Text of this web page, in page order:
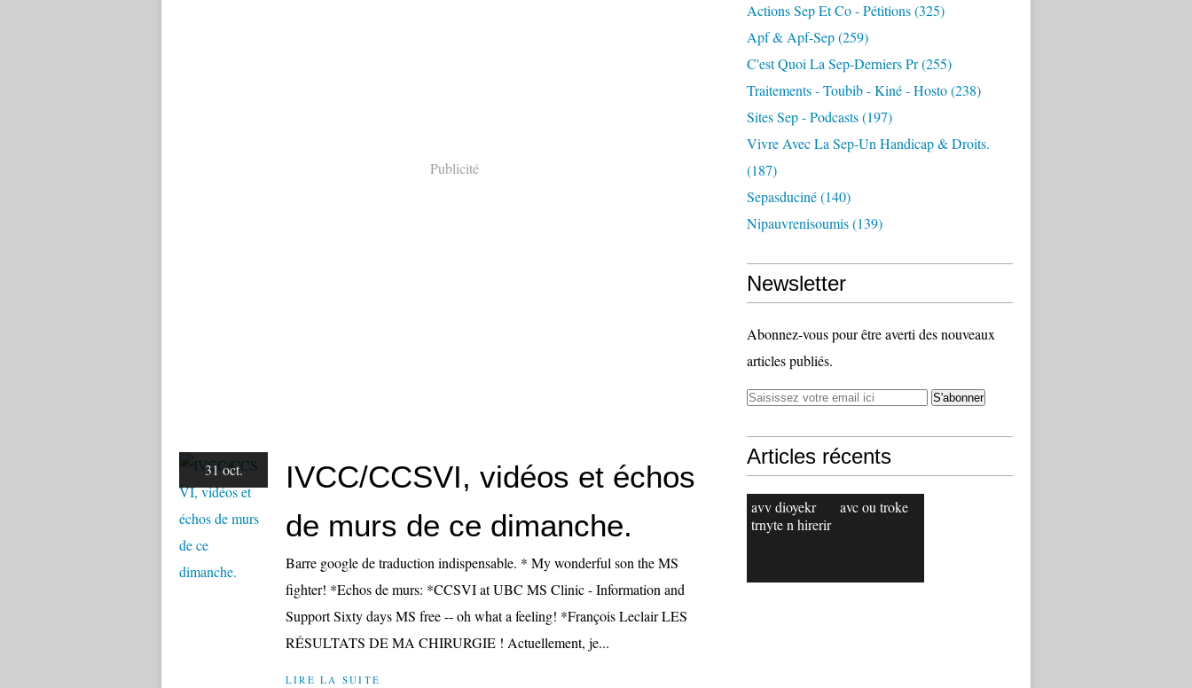
Publicité
31 oct.
IVCC/CCSVI, vidéos et échos
de murs de ce dimanche.
Barre google de traduction indispensable. * My wonderful son the MS
fighter! *Echos de murs: *CCSVI at UBC MS Clinic - Information and
Support Sixty days MS free -- oh what a feeling! *François Leclair LES
RÉSULTATS DE MA CHIRURGIE ! Actuellement, je...
LIRE LA SUITE
Actions Sep Et Co - Pétitions(325)
Apf & Apf-Sep(259)
C'est Quoi La Sep-Derniers Pr(255)
Traitements - Toubib - Kiné - Hosto(238)
Sites Sep - Podcasts(197)
Vivre Avec La Sep-Un Handicap & Droits.
(187)
Sepasduciné(140)
Nipauvrenisoumis(139)
Newsletter
Abonnez-vous pour être averti des nouveaux
articles publiés.
Articles récents
avv dioyekr
trnyte n hirerir
avc ou troke